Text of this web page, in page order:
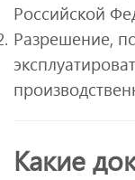
Российской
Разрешение,
Какие